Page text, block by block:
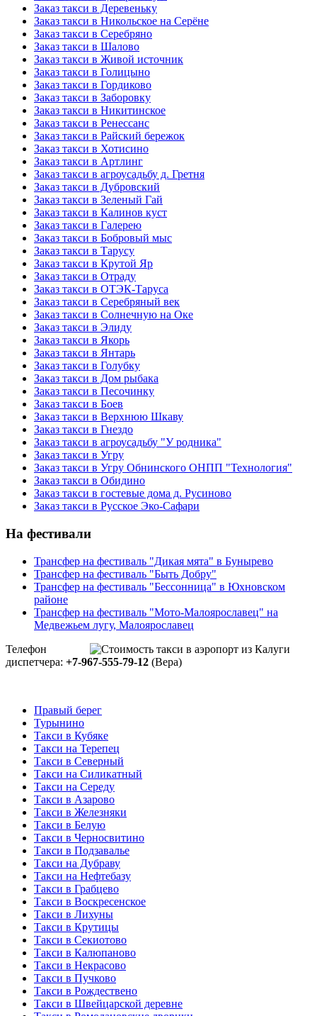
Заказ такси в Деревеньку
Заказ такси в Никольское на Серёне
Заказ такси в Серебряно
Заказ такси в Шалово
Заказ такси в Живой источник
Заказ такси в Голицыно
Заказ такси в Гордиково
Заказ такси в Заборовку
Заказ такси в Никитинское
Заказ такси в Ренессанс
Заказ такси в Райский бережок
Заказ такси в Хотисино
Заказ такси в Артлинг
Заказ такси в агроусадьбу д. Гретня
Заказ такси в Дубровский
Заказ такси в Зеленый Гай
Заказ такси в Калинов куст
Заказ такси в Галерею
Заказ такси в Бобровый мыс
Заказ такси в Тарусу
Заказ такси в Крутой Яр
Заказ такси в Отраду
Заказ такси в ОТЭК-Таруса
Заказ такси в Серебряный век
Заказ такси в Солнечную на Оке
Заказ такси в Элиду
Заказ такси в Якорь
Заказ такси в Янтарь
Заказ такси в Голубку
Заказ такси в Дом рыбака
Заказ такси в Песочинку
Заказ такси в Боев
Заказ такси в Верхнюю Шкаву
Заказ такси в Гнездо
Заказ такси в агроусадьбу "У родника"
Заказ такси в Угру
Заказ такси в Угру Обнинского ОНПП "Технология"
Заказ такси в Обидино
Заказ такси в гостевые дома д. Русиново
Заказ такси в Русское Эко-Сафари
На фестивали
Трансфер на фестиваль "Дикая мята" в Бунырево
Трансфер на фестиваль "Быть Добру"
Трансфер на фестиваль "Бессонница" в Юхновском
районе
Трансфер на фестиваль "Мото-Малоярославец" на
Медвежьем лугу, Малоярославец
Телефон
диспетчера: +7-967-555-79-12 (Вера)
Правый берег
Турынино
Такси в Кубяке
Такси на Терепец
Такси в Северный
Такси на Силикатный
Такси на Середу
Такси в Азарово
Такси в Железняки
Такси в Белую
Такси в Черносвитино
Такси в Подзавалье
Такси на Дубраву
Такси на Нефтебазу
Такси в Грабцево
Такси в Воскресенское
Такси в Лихуны
Такси в Крутицы
Такси в Секиотово
Такси в Калюпаново
Такси в Некрасово
Такси в Пучково
Такси в Рождествено
Такси в Швейцарской деревне